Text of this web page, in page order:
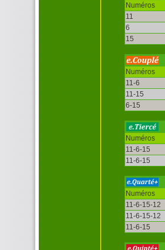
Numéros
11
6
15
Numéros
11-6
11-15
6-15
Numéros
11-6-15
11-6-15
Numéros
11-6-15-12
11-6-15-12
11-6-15